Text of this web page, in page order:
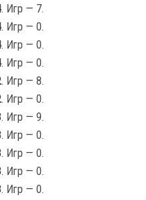
. Игр — 7.
. Игр — 0.
. Игр — 0.
. Игр — 0.
. Игр — 8.
. Игр — 0.
. Игр — 9.
. Игр — 0.
. Игр — 0.
. Игр — 0.
. Игр — 0.